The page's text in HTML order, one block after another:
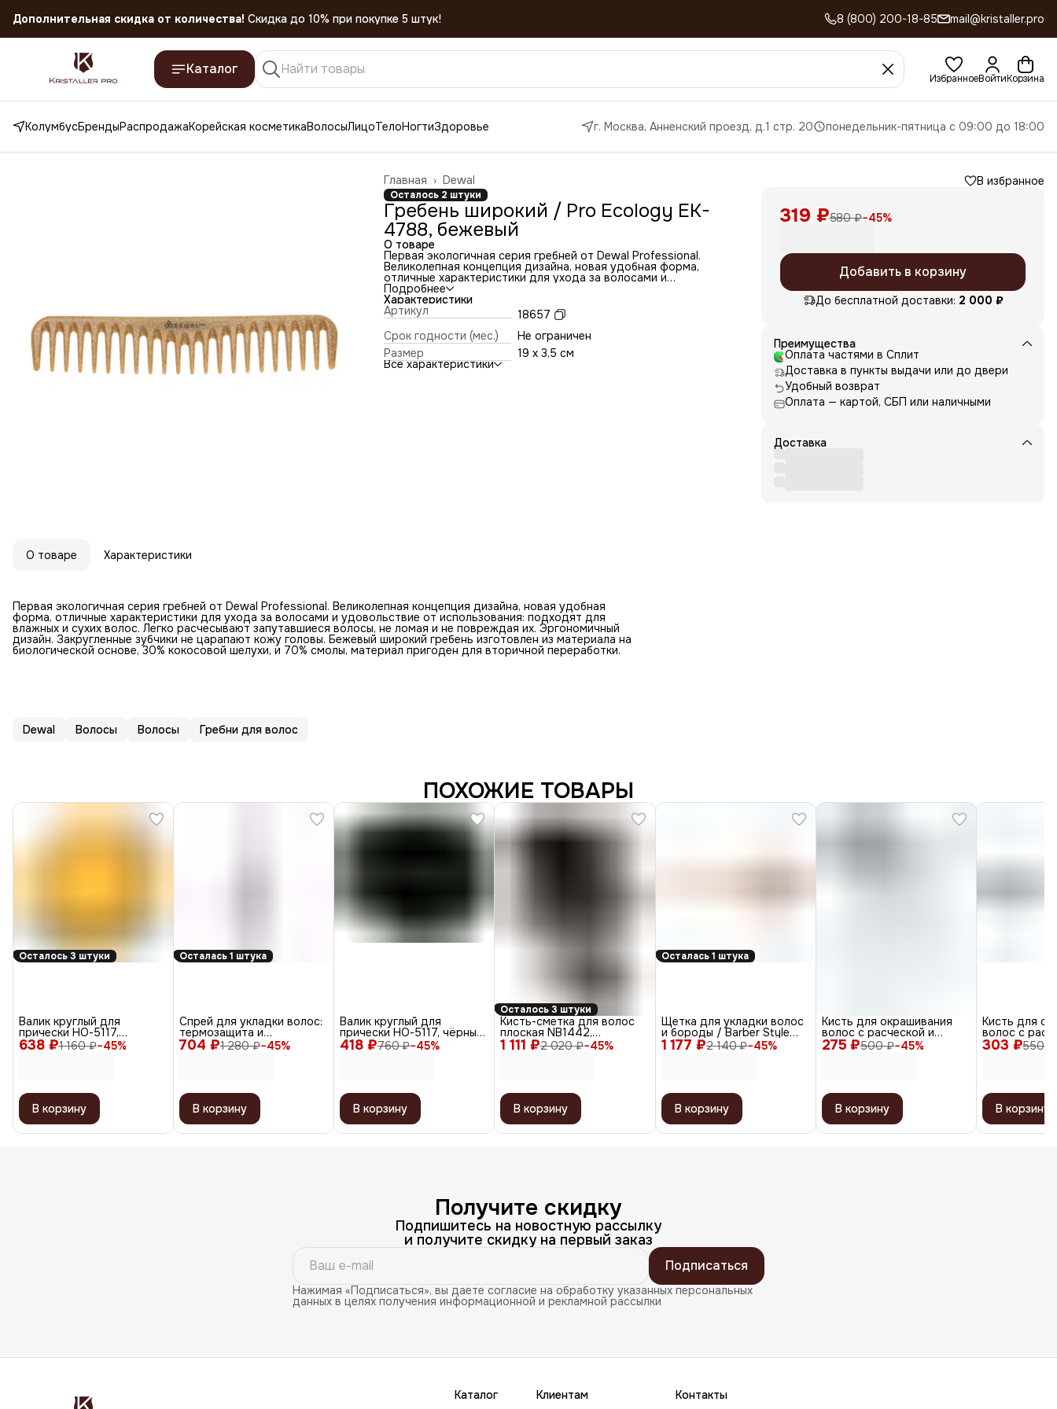
Скидка 45% на все товары до 31.07.2026
8 (800) 200-18-85 mail@kristaller.pro
Каталог
ИзбранноеВойтиКорзина
КолумбусБрендыРаспродажаКорейская косметикаВолосыЛицоТелоНогтиЗдоровье г. Москва, Анненский проезд, д.1 стр. 20 понедельник-пятница с 09:00 до 18:00
Dewal
Главная ›
Осталось 2 штуки
Гребень широкий / Pro Ecology EK-
4788, бежевый
О товаре
Первая экологичная серия гребней от Dewal Professional.
Великолепная концепция дизайна, новая удобная форма,
отличные характеристики для ухода за волосами и
удовольствие от использования: подходят для влажных и
сухих волос. Легко расчесывают запутавшиеся волосы, не
ломая и не повреждая их. Эргономичный дизайн.
Закругленные зубчики не царапают кожу головы. Бежевый
широкий гребень изготовлен из материала на биологической
основе, 30% кокосовой шелухи, и 70% смолы, материал
пригоден для вторичной переработки.
Подробнее
Характеристики
Артикул
18657
Срок годности (мес.)
Не ограничен
Размер
19 х 3,5 см
Все характеристики
В избранное
319 ₽580 ₽−45%
Добавить в корзину
До бесплатной доставки: 2 000 ₽
Преимущества
Оплата частями в Сплит
Доставка в пункты выдачи или до двери
Удобный возврат
Оплата — картой, СБП или наличными
Доставка
О товаре Характеристики
Первая экологичная серия гребней от Dewal Professional. Великолепная концепция дизайна, новая удобная
форма, отличные характеристики для ухода за волосами и удовольствие от использования: подходят для
влажных и сухих волос. Легко расчесывают запутавшиеся волосы, не ломая и не повреждая их. Эргономичный
дизайн. Закругленные зубчики не царапают кожу головы. Бежевый широкий гребень изготовлен из материала на
биологической основе, 30% кокосовой шелухи, и 70% смолы, материал пригоден для вторичной переработки.
Dewal Волосы Волосы Гребни для волос
ПОХОЖИЕ ТОВАРЫ
Осталось 3 штуки
638 ₽1 160 ₽−45%
Валик круглый для
прически НО-5117,
блондин, 14 см
В корзину
Осталась 1 штука
704 ₽1 280 ₽−45%
Спрей для укладки волос:
термозащита и
антистатик All-In-One
Styler, 150 мл
В корзину
418 ₽760 ₽−45%
Валик круглый для
прически НО-5117, чёрный,
14 см
В корзину
Осталось 3 штуки
1 111 ₽2 020 ₽−45%
Кисть-сметка для волос
плоская NB1442,
искусственная щетина,
черный
В корзину
Осталась 1 штука
1 177 ₽2 140 ₽−45%
Щетка для укладки волос
и бороды / Barber Style
CO-28, коричневый
В корзину
275 ₽500 ₽−45%
Кисть для окрашивания
волос с расческой и
крючком T-1156, черный,
30 мм
В корзину
303 ₽550 ₽
Кисть для
волос с
JPP049-1,
В корзину
Получите скидку
Подпишитесь на новостную рассылку
и получите скидку на первый заказ
Подписаться
Нажимая «Подписаться», вы даете согласие на обработку указанных персональных
данных в целях получения информационной и рекламной рассылки
Каталог
Клиентам
Контакты